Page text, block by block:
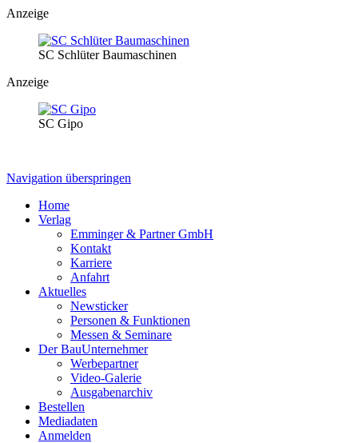
Anzeige
SC Schlüter Baumaschinen
Anzeige
SC Gipo
Navigation überspringen
Home
Verlag
Emminger & Partner GmbH
Kontakt
Karriere
Anfahrt
Aktuelles
Newsticker
Personen & Funktionen
Messen & Seminare
Der BauUnternehmer
Werbepartner
Video-Galerie
Ausgabenarchiv
Bestellen
Mediadaten
Anmelden